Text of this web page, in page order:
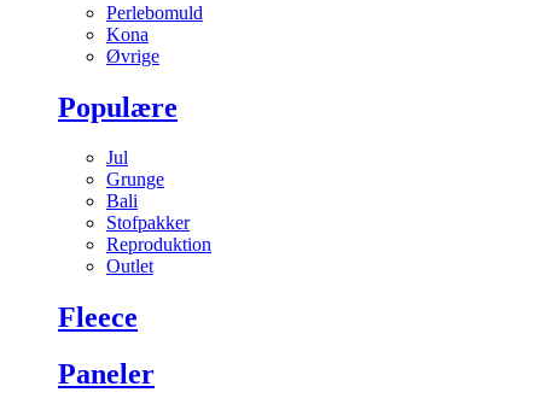
Perlebomuld
Kona
Øvrige
Populære
Jul
Grunge
Bali
Stofpakker
Reproduktion
Outlet
Fleece
Paneler